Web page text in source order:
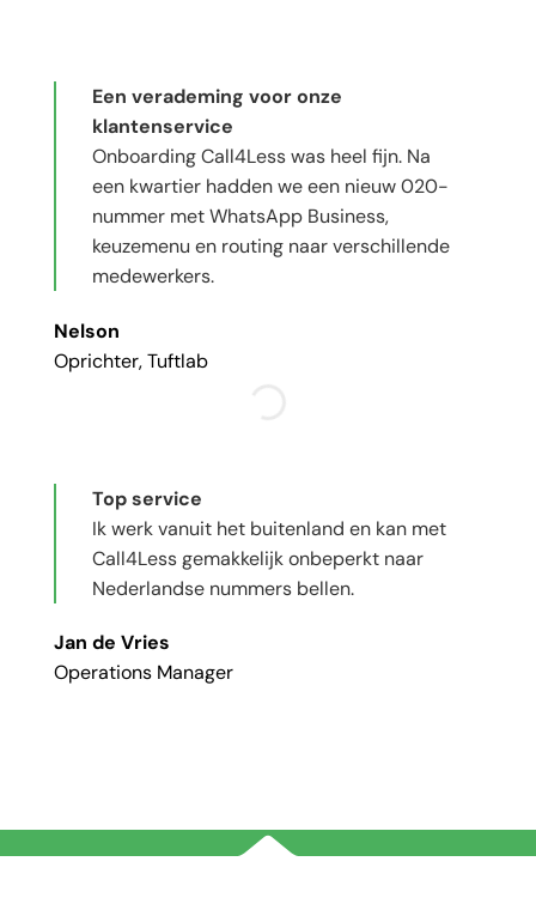
Een verademing voor onze
klantenservice
Onboarding Call4Less was heel fijn. Na
een kwartier hadden we een nieuw 020-
nummer met WhatsApp Business,
keuzemenu en routing naar verschillende
medewerkers.
Nelson
Oprichter, Tuftlab
Top service
Ik werk vanuit het buitenland en kan met
Call4Less gemakkelijk onbeperkt naar
Nederlandse nummers bellen.
Jan de Vries
Operations Manager